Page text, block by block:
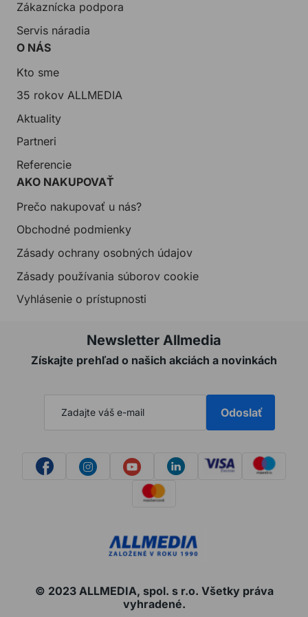
Zákaznícka podpora
Servis náradia
O NÁS
Kto sme
35 rokov ALLMEDIA
Aktuality
Partneri
Referencie
AKO NAKUPOVAŤ
Prečo nakupovať u nás?
Obchodné podmienky
Zásady ochrany osobných údajov
Zásady používania súborov cookie
Vyhlásenie o prístupnosti
Newsletter Allmedia
Získajte prehľad o našich akciách a novinkách
Odoslať
© 2023 ALLMEDIA, spol. s r.o. Všetky práva
vyhradené.